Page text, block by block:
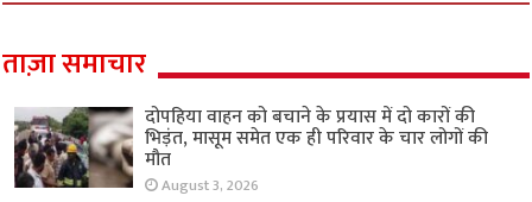
ताज़ा समाचार
दोपहिया वाहन को बचाने के प्रयास में दो कारों की
भिड़ंत, मासूम समेत एक ही परिवार के चार लोगों की
मौत
August 3, 2026